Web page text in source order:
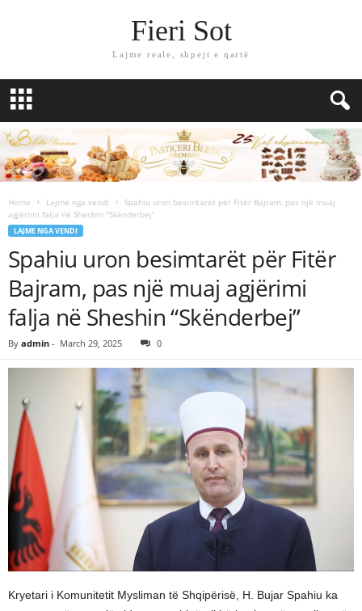
Fieri Sot
Lajme reale, shpejt e qartë
Home Lajme nga vendi
Spahiu uron besimtarët për Fitër Bajram, pas një muaj
agjërimi falja në Sheshin “Skënderbej”
LAJME NGA VENDI
Spahiu uron besimtarët për Fitër
Bajram, pas një muaj agjërimi
falja në Sheshin “Skënderbej”
By admin - March 29, 2025 0
Kryetari i Komunitetit Mysliman të Shqipërisë, H. Bujar Spahiu ka